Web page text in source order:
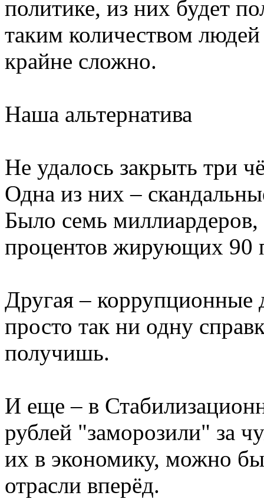
политике, из них будет
таким количеством
крайне сложно.
Наша альтернатива
Не удалось закрыть три
Одна из них –
Было семь миллиардеров,
процентов жирующих 90
Другая –
просто так ни одну
получишь.
И еще – в
рублей "заморозили" за
их в экономику, можно
отрасли вперёд.